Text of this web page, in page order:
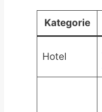
Kategorie
Hotel